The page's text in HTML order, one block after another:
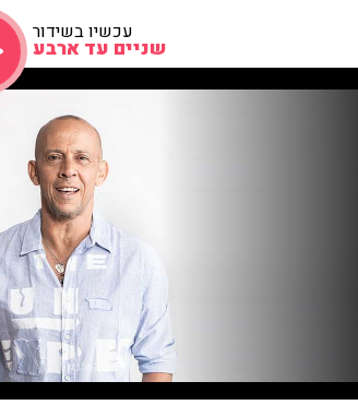
עכשיו בשידור
שניים עד ארבע